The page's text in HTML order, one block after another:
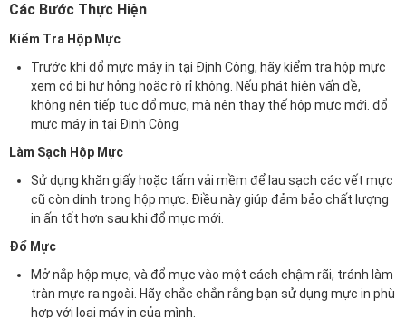
Các Bước Thực Hiện
Kiểm Tra Hộp Mực
Trước khi đổ mực máy in tại Định Công, hãy kiểm tra hộp mực
xem có bị hư hỏng hoặc rò rỉ không. Nếu phát hiện vấn đề,
không nên tiếp tục đổ mực, mà nên thay thế hộp mực mới. đổ
mực máy in tại Định Công
Làm Sạch Hộp Mực
Sử dụng khăn giấy hoặc tấm vải mềm để lau sạch các vết mực
cũ còn dính trong hộp mực. Điều này giúp đảm bảo chất lượng
in ấn tốt hơn sau khi đổ mực mới.
Đổ Mực
Mở nắp hộp mực, và đổ mực vào một cách chậm rãi, tránh làm
tràn mực ra ngoài. Hãy chắc chắn rằng bạn sử dụng mực in phù
hợp với loại máy in của mình.